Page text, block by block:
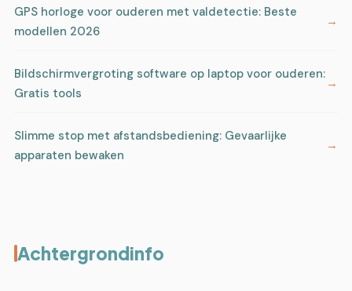
GPS horloge voor ouderen met valdetectie: Beste
modellen 2026
Bildschirmvergroting software op laptop voor ouderen:
Gratis tools
Slimme stop met afstandsbediening: Gevaarlijke
apparaten bewaken
Achtergrondinfo